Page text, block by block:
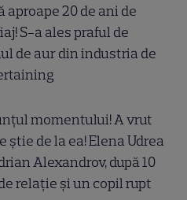
aproape 20 de ani de
S-a ales praful de
de aur din industria de
momentului! A vrut
știe de la ea! Elena Udrea
Alexandrov, după 10
relație și un copil rupt